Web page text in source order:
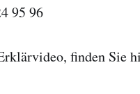
95 96
finden Sie